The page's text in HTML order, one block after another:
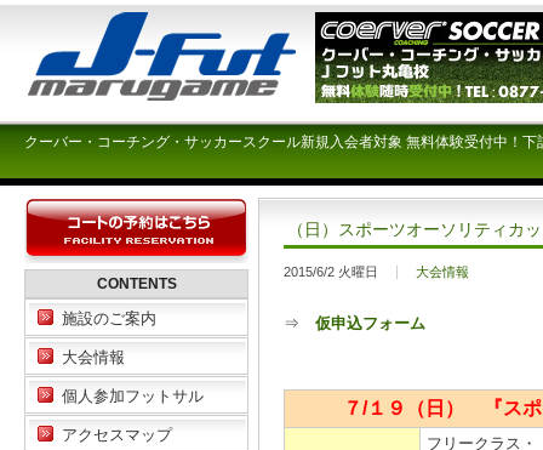
クーバー・コーチング・サッカースクール新規入会者対象 無料体験受付中！
（日）スポーツオーソリティカ
2015/6/2 火曜日 大会情報
⇒ 仮申込フォーム
７/１９（日） 『ス
フリークラス
CONTENTS
施設のご案内
大会情報
個人参加フットサル
アクセスマップ